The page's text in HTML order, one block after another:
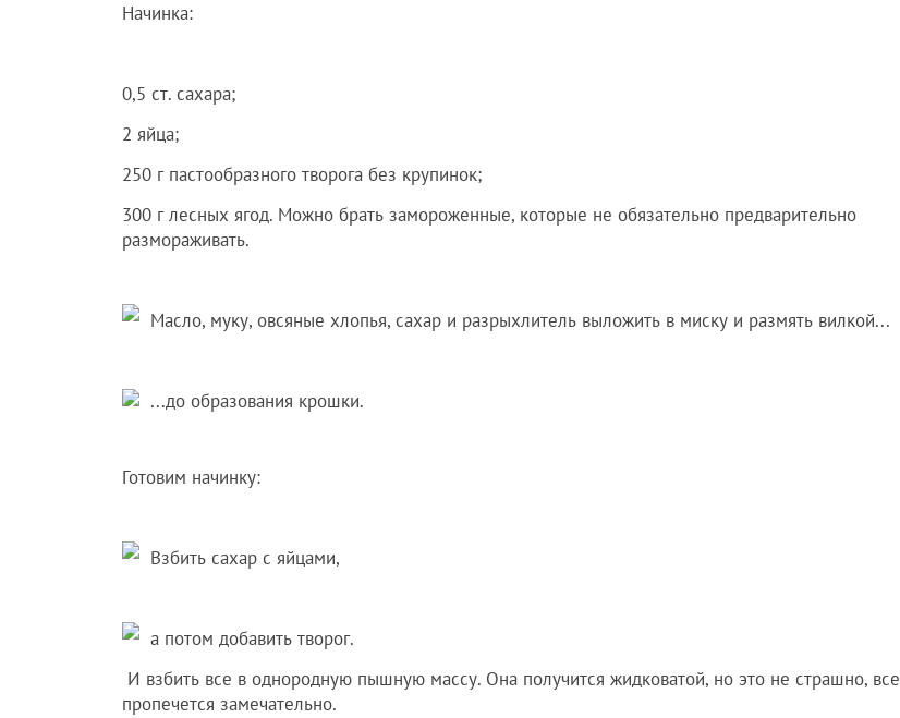
Начинка:
0,5 ст. сахара;
2 яйца;
250 г пастообразного творога без крупинок;
300 г лесных ягод. Можно брать замороженные, которые не обязательно предварительно
размораживать.
Масло, муку, овсяные хлопья, сахар и разрыхлитель выложить в миску и размять вилкой...
...до образования крошки.
Готовим начинку:
Взбить сахар с яйцами,
а потом добавить творог.
И взбить все в однородную пышную массу. Она получится жидковатой, но это не страшно, все
пропечется замечательно.